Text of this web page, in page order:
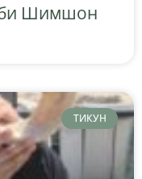
Шимшон
ТИКУН